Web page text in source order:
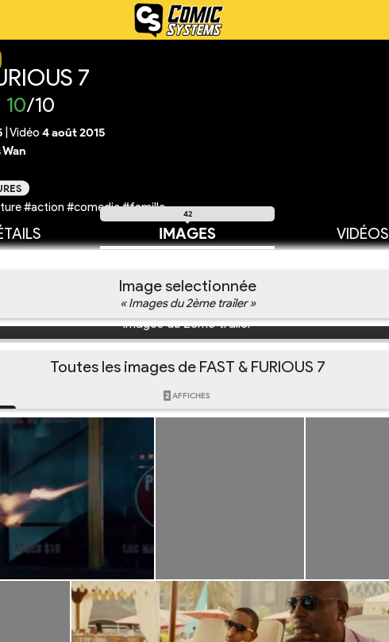
7
10/10
Vidéo 4 août 2015
#action #comedie #famille
IMAGES
42
VIDÉOS
Image selectionnée
« Images du 2ème trailer »
Images du 2ème trailer
Toutes les images de FAST & FURIOUS 7
2 AFFICHES